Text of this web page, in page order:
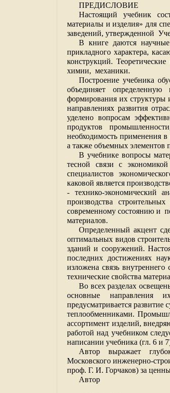
ПРЕДИСЛОВИЕ
Настоящий учебник
материалы и изделия» для
заведений, утвержденной
В книге даются научные
прикладного характера,
конструкций.
химии, механики.
Построение учебника
объединяет
формирования их структуры
направлениях развития
уделено вопросам
продуктов
необходимость применения
а также объемных элементов
В учебнике вопросы
тесной связи с
специалистов
каковой является
- технико-экономический
производства
современному состоянию и
материалов.
Определенный акцент
оптимальных видов
зданий и сооружений.
последних достижениях
изложена связь
технические свойства
Во всех разделах
основные направления
предусматривается развитие
теплообменниками.
ассортимент изделий,
работой над учебником
написании учебника (гл. 6 и
Автор выражает
Московского инженерно-
проф. Г. И. Горчаков) за
Автор